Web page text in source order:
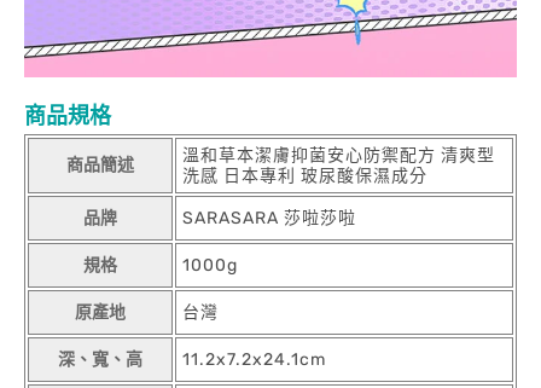
商品規格
商品簡述
溫和草本潔膚抑菌安心防禦配方 清爽型
洗感 日本專利 玻尿酸保濕成分
品牌 SARASARA 莎啦莎啦
規格 1000g
原產地 台灣
深、寬、高 11.2x7.2x24.1cm